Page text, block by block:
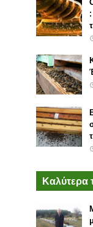
Καλύτερα